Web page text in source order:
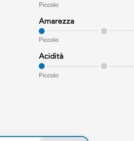
Piccolo
Amarezza
Piccolo
Acidità
Piccolo